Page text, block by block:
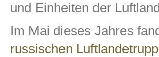
und Einheiten der
Im Mai dieses Jahres
russischen